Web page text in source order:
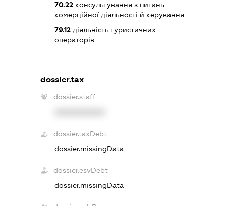
70.22 консультування з питань
комерційної діяльності й керування
79.12 діяльність туристичних
операторів
dossier.tax
dossier.staff
dossier.taxDebt
dossier.missingData
dossier.esvDebt
dossier.missingData